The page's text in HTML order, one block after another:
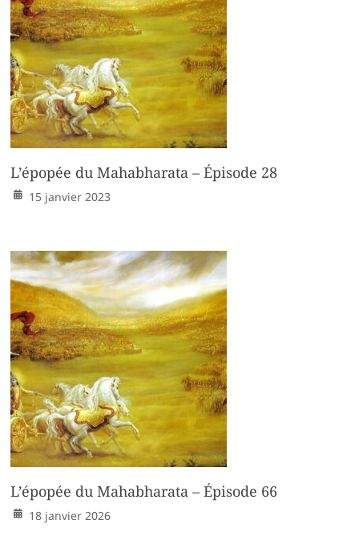
L’épopée du Mahabharata – Épisode 28
15 janvier 2023
L’épopée du Mahabharata – Épisode 66
18 janvier 2026